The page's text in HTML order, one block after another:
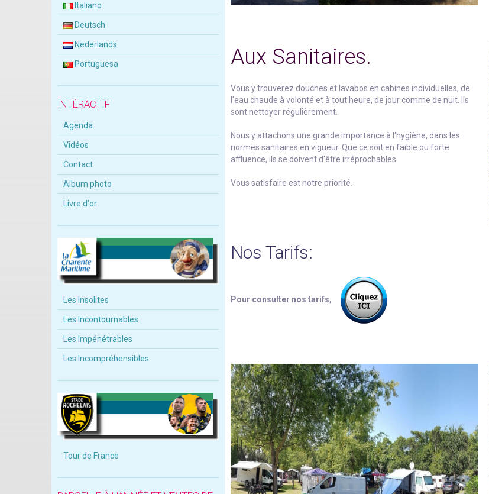
Aux Sanitaires.
Vous y trouverez douches et lavabos en cabines individuelles, de
l'eau chaude à volonté et à tout heure, de jour comme de nuit. Ils
sont nettoyer régulièrement.
Nous y attachons une grande importance à l'hygiène, dans les
normes sanitaires en vigueur. Que ce soit en faible ou forte
affluence, ils se doivent d'être irréprochables.
Vous satisfaire est notre priorité.
Nos Tarifs:
Pour consulter nos tarifs,
Italiano
Deutsch
Nederlands
Portuguesa
INTÉRACTIF
Agenda
Vidéos
Contact
Album photo
Livre d'or
Les Insolites
Les Incontournables
Les Impénétrables
Les Incompréhensibles
Tour de France